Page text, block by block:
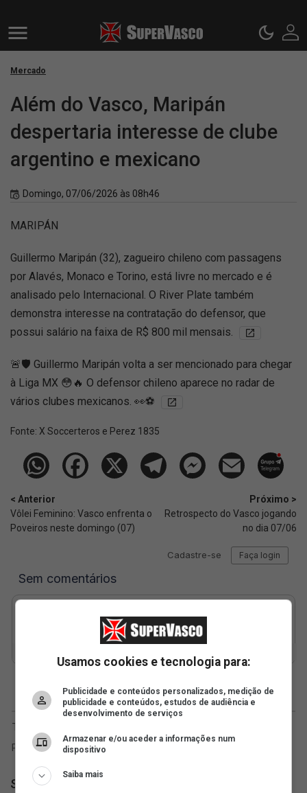
Mercado
Além do Vasco, Maripán
despertaria interesse de clube
argentino e mexicano
Domingo, 07/06/2026 às 08h46
MARIPÁN
Guillermo Maripán (32), zagueiro chileno com passagens
por Alavés, Monaco e Torino, está livre no mercado e é
analisado pelo Internacional. O River Plate também
demonstra interesse na contratação do defensor, que
possui salário na faixa de R$ 800 mil mensais.
🚨🛡️ Guillermo Maripán volta a ser mencionado para chegar
à Liga MX 😳🔥 O defensor chileno aparece no radar de
vários clubes mexicanos. 👀⚽
Fonte: X Soccerteros e Perez 1835
< Anterior
Vôlei Feminino: Vasco enfrenta o
Poveiros neste domingo (07)
Próximo >
Retrospecto do Vasco jogando
no dia 07/06
SuperVasco
Usamos cookies e tecnologia para:
Publicidade e conteúdos personalizados, medição de
publicidade e conteúdos, estudos de audiência e
desenvolvimento de serviços
Armazenar e/ou aceder a informações num
dispositivo
Saiba mais